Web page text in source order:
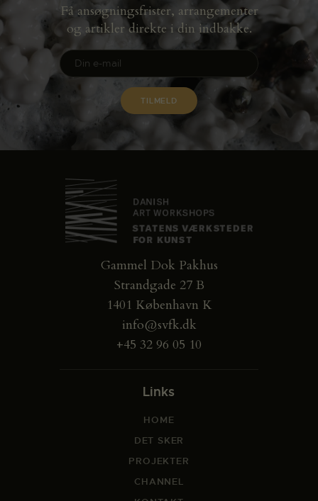
Få ansøgningsfrister, arrangementer
og artikler direkte i din indbakke.
Gammel Dok Pakhus
Strandgade 27 B
1401 København K
info@svfk.dk
+45 32 96 05 10
Links
HOME
DET SKER
PROJEKTER
CHANNEL